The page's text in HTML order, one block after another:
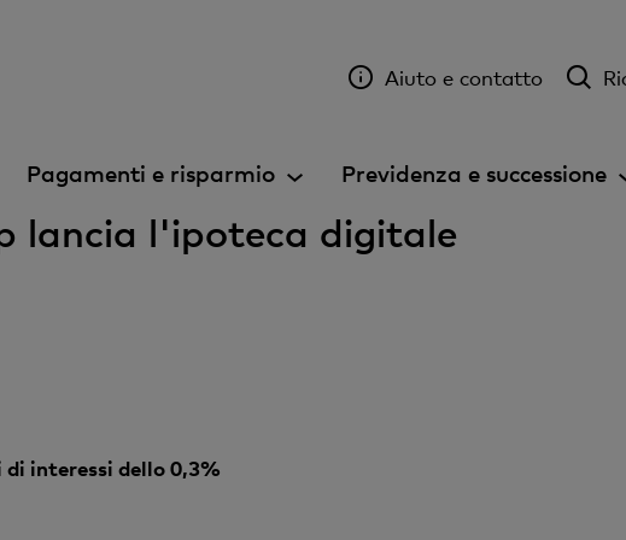
Aiuto e contatto
Pagamenti e risparmio Previdenza e successione
lancia l'ipoteca digitale
interessi dello 0,3%